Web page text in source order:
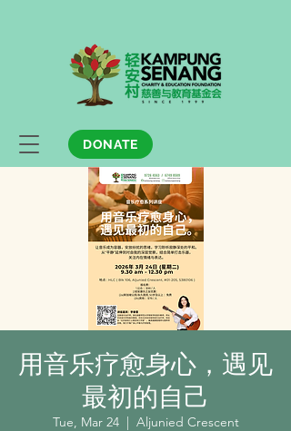
DONATE
用音乐疗愈身心，遇见
最初的自己
Tue, Mar 24
  |
Aljunied Crescent